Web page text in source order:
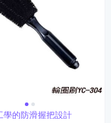
學的防滑握把設計